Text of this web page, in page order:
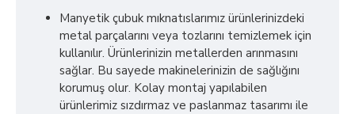
Manyetik çubuk mıknatıslarımız ürünlerinizdeki
metal parçalarını veya tozlarını temizlemek için
kullanılır. Ürünlerinizin metallerden arınmasını
sağlar. Bu sayede makinelerinizin de sağlığını
korumuş olur. Kolay montaj yapılabilen
ürünlerimiz sızdırmaz ve paslanmaz tasarımı ile